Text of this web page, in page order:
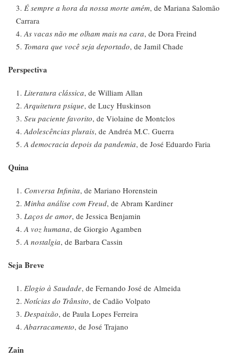
É sempre a hora da nossa morte amém, de Mariana Salomão
Carrara
As vacas não me olham mais na cara, de Dora Freind
Tomara que você seja deportado, de Jamil Chade
Perspectiva
Literatura clássica, de William Allan
Arquitetura psique, de Lucy Huskinson
Seu paciente favorito, de Violaine de Montclos
Adolescências plurais, de Andréa M.C. Guerra
A democracia depois da pandemia, de José Eduardo Faria
Quina
Conversa Infinita, de Mariano Horenstein
Minha análise com Freud, de Abram Kardiner
Laços de amor, de Jessica Benjamin
A voz humana, de Giorgio Agamben
A nostalgia, de Barbara Cassin
Seja Breve
Elogio à Saudade, de Fernando José de Almeida
Notícias do Trânsito, de Cadão Volpato
Despaixão, de Paula Lopes Ferreira
Abarracamento, de José Trajano
Zain